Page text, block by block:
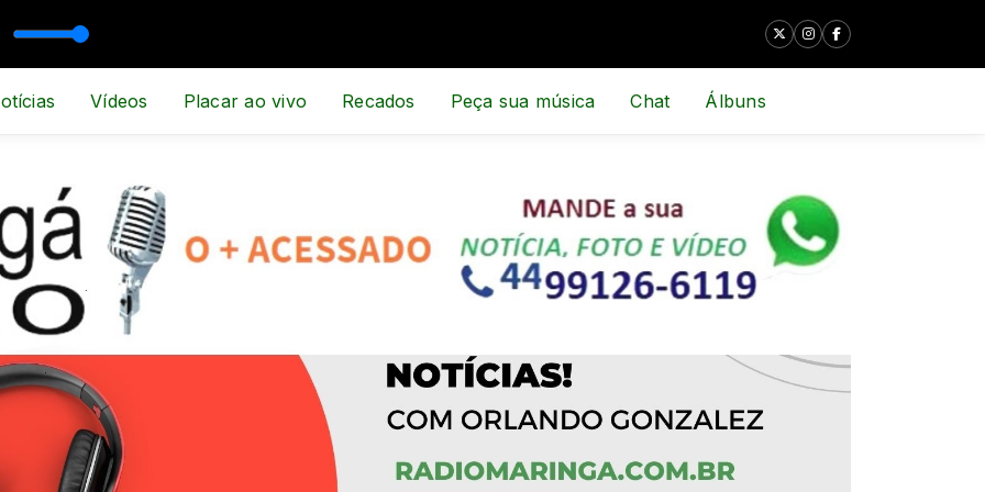
Vídeos Placar ao vivo Recados Peça sua música Chat Álbuns